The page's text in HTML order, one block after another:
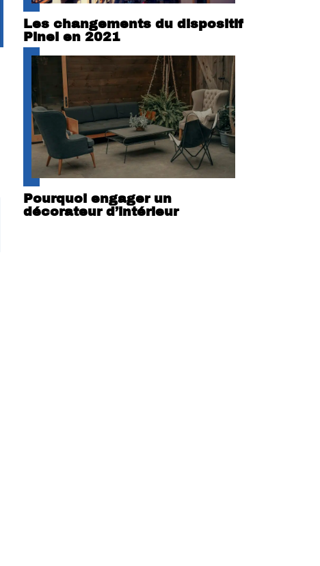
Les changements du dispositif
Pinel en 2021
Pourquoi engager un
décorateur d’intérieur